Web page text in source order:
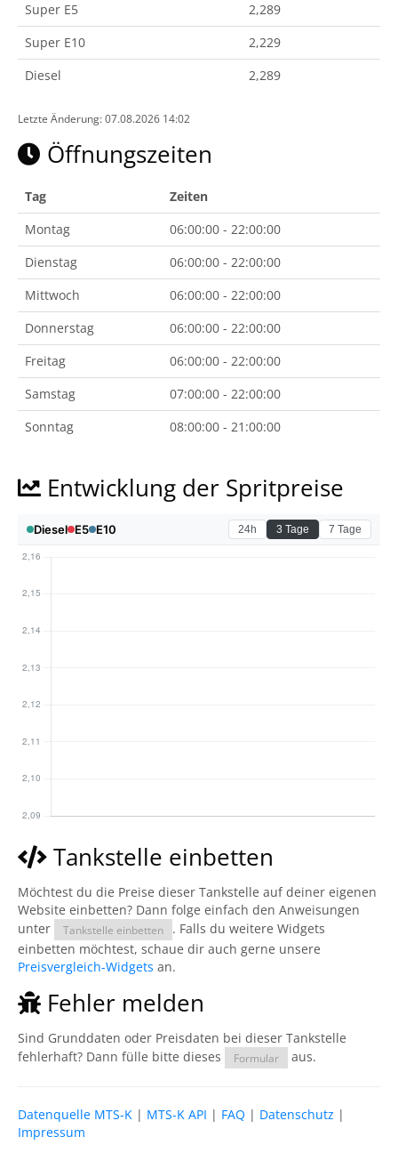
Super E5
2,289
Super E10
2,229
Diesel
2,289
Letzte Änderung: 07.08.2026 14:02
Öffnungszeiten
Tag
Zeiten
Montag
06:00:00 - 22:00:00
Dienstag
06:00:00 - 22:00:00
Mittwoch
06:00:00 - 22:00:00
Donnerstag
06:00:00 - 22:00:00
Freitag
06:00:00 - 22:00:00
Samstag
07:00:00 - 22:00:00
Sonntag
08:00:00 - 21:00:00
Entwicklung der Spritpreise
Tankstelle einbetten
Möchtest du die Preise dieser Tankstelle auf deiner eigenen
Website einbetten? Dann folge einfach den Anweisungen
unter
Tankstelle einbetten
. Falls du weitere Widgets
einbetten möchtest, schaue dir auch gerne unsere
Preisvergleich-Widgets an.
Fehler melden
Sind Grunddaten oder Preisdaten bei dieser Tankstelle
fehlerhaft? Dann fülle bitte dieses
Formular aus.
Datenquelle MTS-K | MTS-K API | FAQ | Datenschutz |
Impressum